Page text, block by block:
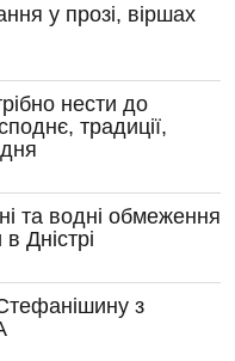
у прозі, віршах
нести до
традиції,
та водні обмеження
Дністрі
з